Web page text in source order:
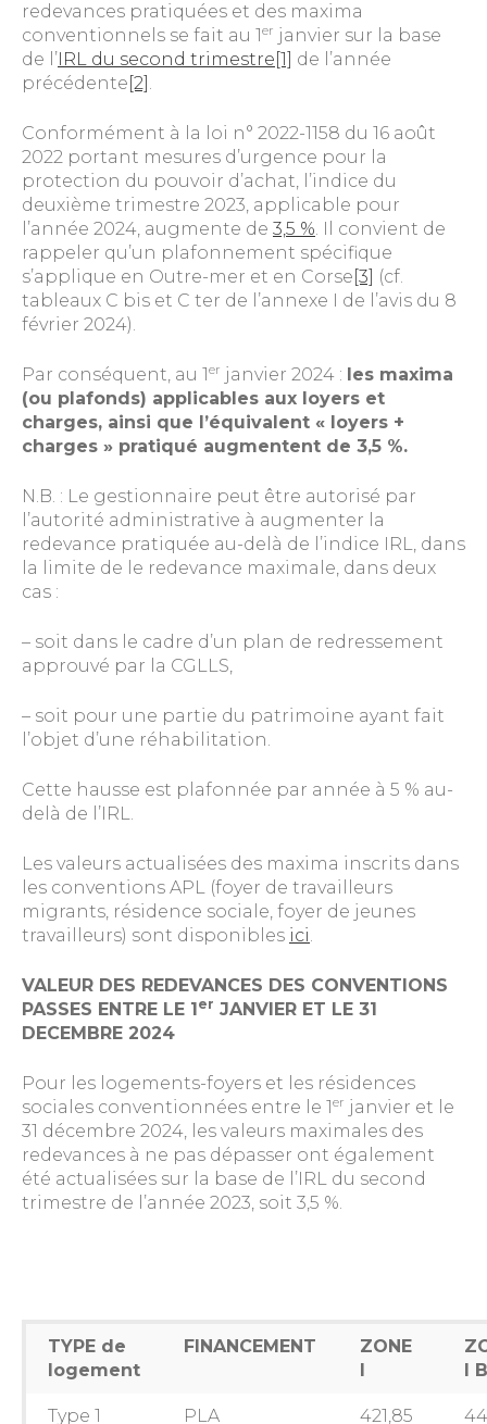
redevances pratiquées et des maxima
conventionnels se fait au 1er janvier sur la base
de l’IRL du second trimestre [1] de l’année
précédente [2] .
Conformément à la loi n° 2022-1158 du 16 août
2022 portant mesures d’urgence pour la
protection du pouvoir d’achat, l’indice du
deuxième trimestre 2023, applicable pour
l’année 2024, augmente de 3,5 %. Il convient de
rappeler qu’un plafonnement spécifique
s’applique en Outre-mer et en Corse [3] (cf.
tableaux C bis et C ter de l’annexe I de l’avis du 8
février 2024).
Par conséquent, au 1er janvier 2024 : les maxima
(ou plafonds) applicables aux loyers et
charges, ainsi que l’équivalent « loyers +
charges » pratiqué augmentent de 3,5 %.
N.B. : Le gestionnaire peut être autorisé par
l’autorité administrative à augmenter la
redevance pratiquée au-delà de l’indice IRL, dans
la limite de le redevance maximale, dans deux
cas :
– soit dans le cadre d’un plan de redressement
approuvé par la CGLLS,
– soit pour une partie du patrimoine ayant fait
l’objet d’une réhabilitation.
Cette hausse est plafonnée par année à 5 % au-
delà de l’IRL.
Les valeurs actualisées des maxima inscrits dans
les conventions APL (foyer de travailleurs
migrants, résidence sociale, foyer de jeunes
travailleurs) sont disponibles ici.
VALEUR DES REDEVANCES DES CONVENTIONS
PASSES ENTRE LE 1er JANVIER ET LE 31
DECEMBRE 2024
Pour les logements-foyers et les résidences
sociales conventionnées entre le 1er janvier et le
31 décembre 2024, les valeurs maximales des
redevances à ne pas dépasser ont également
été actualisées sur la base de l’IRL du second
trimestre de l’année 2023, soit 3,5 %.
TYPE de
logement
FINANCEMENT
ZONE
I
I
Type 1 PLA 421,85